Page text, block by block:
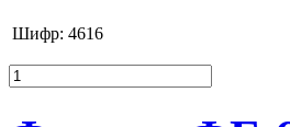
Шифр: 4616